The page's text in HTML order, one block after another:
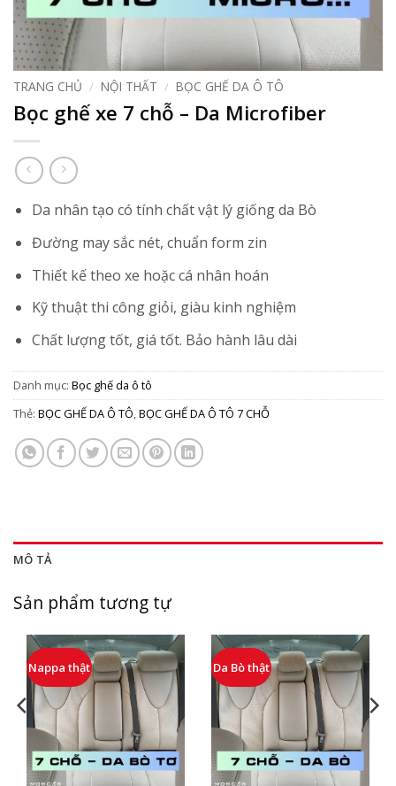
TRANG CHỦ / NỘI THẤT / BỌC GHẾ DA Ô TÔ
Bọc ghế xe 7 chỗ – Da Microfiber
Da nhân tạo có tính chất vật lý giống da Bò
Đường may sắc nét, chuẩn form zin
Thiết kế theo xe hoặc cá nhân hoán
Kỹ thuật thi công giỏi, giàu kinh nghiệm
Chất lượng tốt, giá tốt. Bảo hành lâu dài
Danh mục: Bọc ghế da ô tô
Thẻ: BỌC GHẾ DA Ô TÔ,BỌC GHẾ DA Ô TÔ 7 CHỖ
MÔ TẢ
Sản phẩm tương tự
Nappa thật Da Bò thật